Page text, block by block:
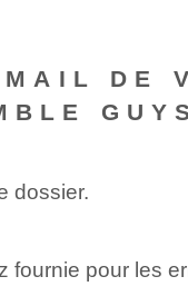
DE
dossier.
fournie pour les